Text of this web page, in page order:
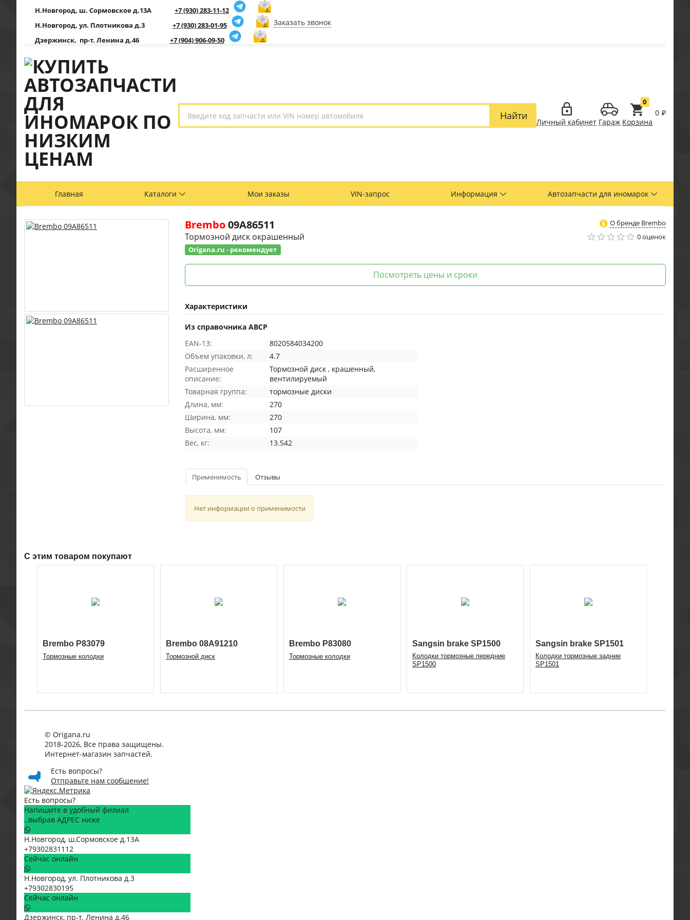
Н.Новгород, ш. Сормовское д.13А +7 (930) 283-11-12
Н.Новгород, ул. Плотникова д.3
+7 (930) 283-01-95
Дзержинск, пр-т. Ленина д.46
+7 (904) 906-09-50
Заказать звонок
Найти
Личный кабинет Гараж Корзина
0
0 ₽
Главная Каталоги Мои заказы VIN-запрос Информация Автозапчасти для иномарок
О бренде Brembo
0 оценок
Brembo09A86511
Тормозной диск окрашенный
Origana.ru - рекомендует
Посмотреть цены и сроки
Характеристики
Из справочника ABCP
EAN-13:
8020584034200
Объем упаковки, л:
4.7
Расширенное
описание:
Тормозной диск , крашенный,
вентилируемый
Товарная группа:
тормозные диски
Длина, мм:
270
Ширина, мм:
270
Высота, мм:
107
Вес, кг:
13.542
Применимость Отзывы
Нет информации о применимости
С этим товаром покупают
Brembo P83079
Тормозные колодки
Brembo 08A91210
Тормозной диск
Brembo P83080
Тормозные колодки
Sangsin brake SP1500
Колодки тормозные передние
SP1500
Sangsin brake SP1501
Колодки тормозные задние
SP1501
© Origana.ru
2018-2026, Все права защищены.
Интернет-магазин запчастей.
Есть вопросы?
Отправьте нам сообщение!
Есть вопросы?
Напишите в удобный филиал
..выбрав АДРЕС ниже
Н.Новгород, ш.Сормовское д.13А
+79302831112
Сейчас онлайн
Н.Новгород, ул. Плотникова д.3
+79302830195
Сейчас онлайн
Дзержинск, пр-т. Ленина д.46